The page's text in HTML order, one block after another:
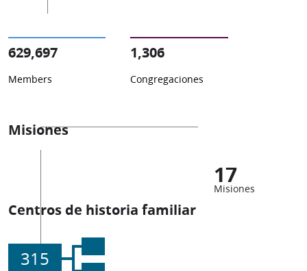
629,697
Members
1,306
Congregaciones
Misiones
17
Misiones
Centros de historia familiar
315